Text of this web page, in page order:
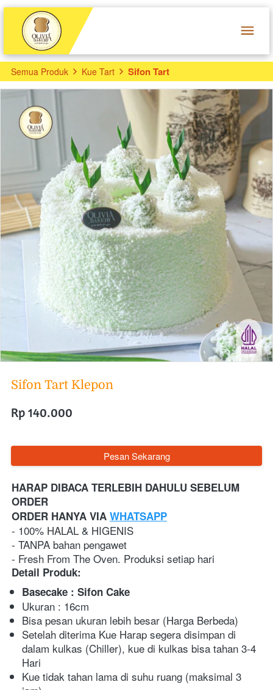
Semua Produk Kue Tart Sifon Tart
Sifon Tart Klepon
Rp 140.000
`Pesan Sekarang
HARAP DIBACA TERLEBIH DAHULU SEBELUM
ORDER
ORDER HANYA VIA WHATSAPP
- 100% HALAL & HIGENIS
- TANPA bahan pengawet
- Fresh From The Oven. Produksi setiap hari
Detail Produk:
Basecake : Sifon Cake
Ukuran : 16cm
Bisa pesan ukuran lebih besar (Harga Berbeda)
Setelah diterima Kue Harap segera disimpan di
dalam kulkas (Chiller), kue di kulkas bisa tahan 3-4
Hari
Kue tidak tahan lama di suhu ruang (maksimal 3